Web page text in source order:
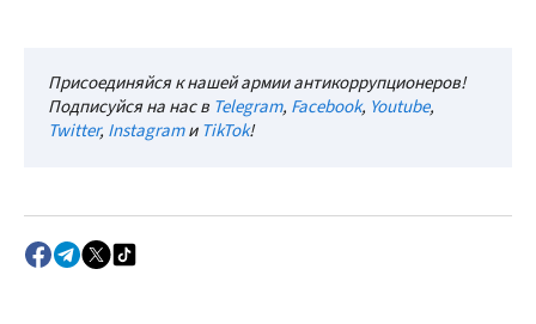
Присоединяйся к нашей армии антикоррупционеров!
Подписуйся на нас в Telegram, Facebook, Youtube,
Twitter, InstagramиTikTok!